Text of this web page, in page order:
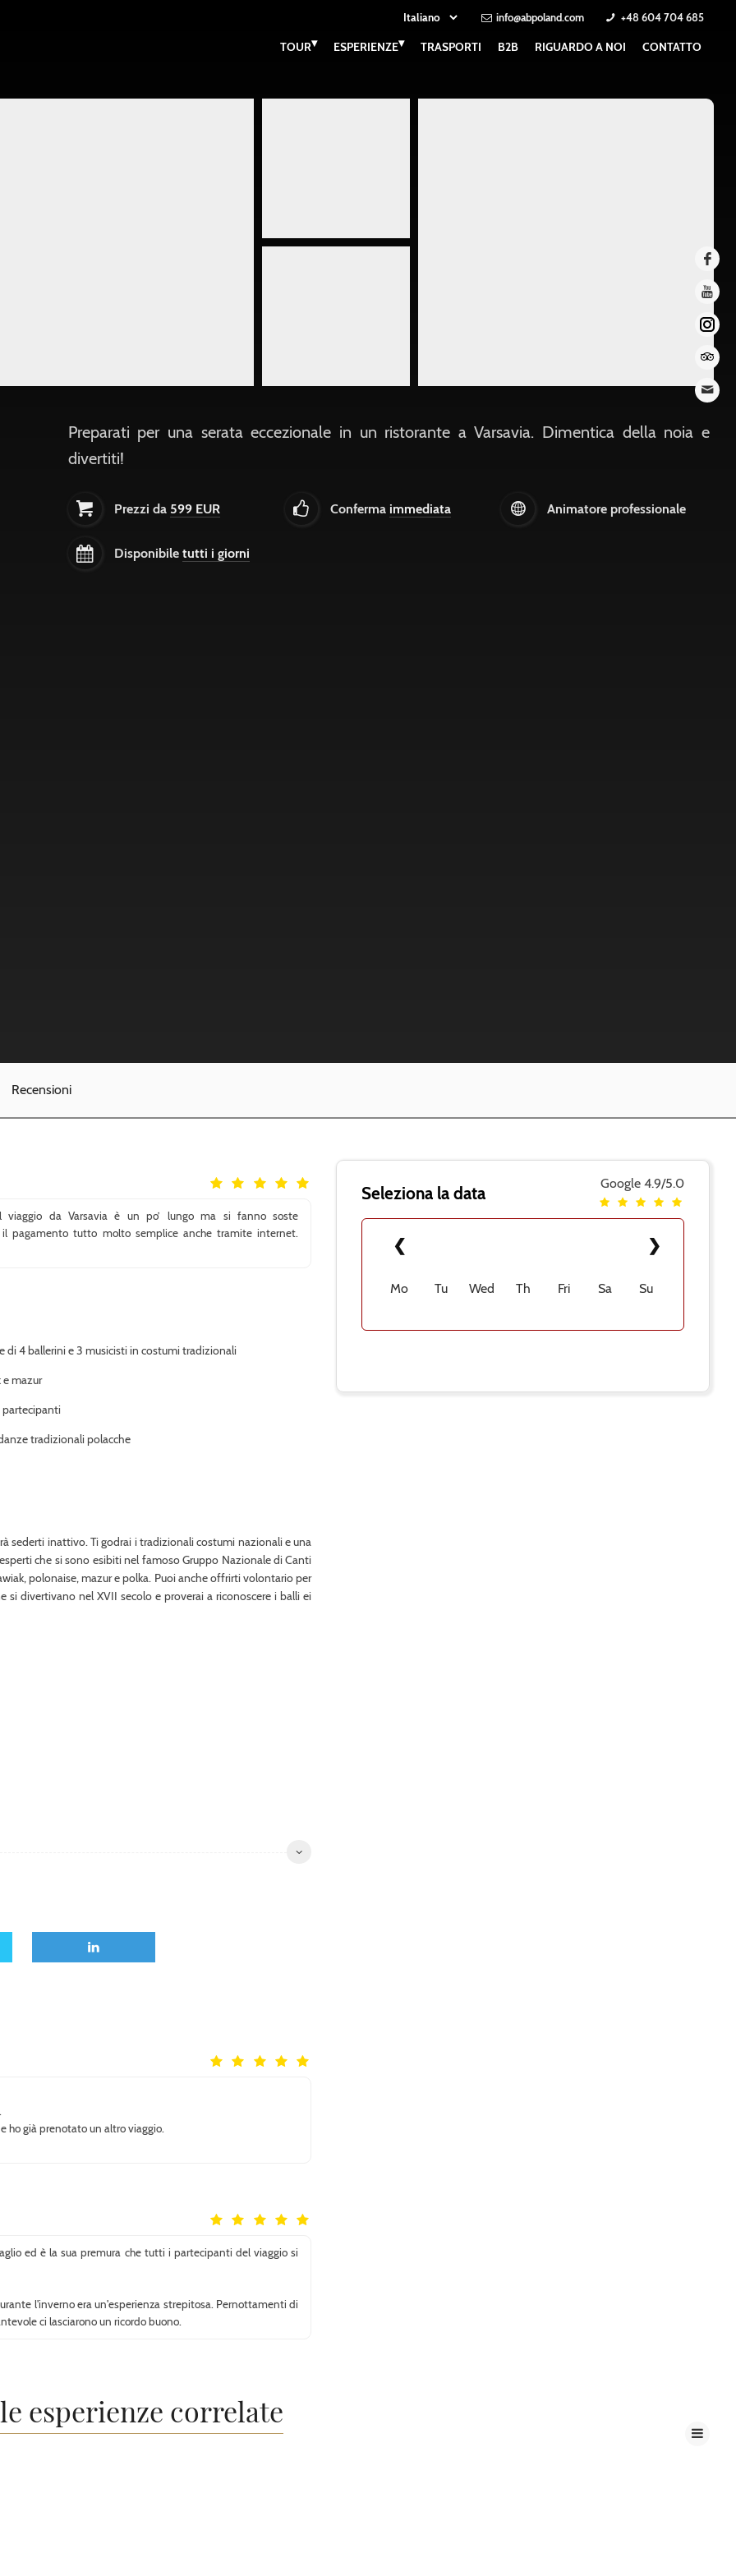
info@abpoland.com +48 604 704 685
TOUR▾ ESPERIENZE▾ TRASPORTI B2B RIGUARDO A NOI CONTATTO
Preparati per una serata eccezionale in un ristorante a Varsavia. Dimentica della noia e
divertiti!
Prezzi da 599 EUR Conferma immediata Animatore professionale
Disponibile tutti i giorni
Recensioni
viaggio da Varsavia è un po’ lungo ma si fanno soste
pagamento tutto molto semplice anche tramite internet.
4 ballerini e 3 musicisti in costumi tradizionali
e mazur
tradizionali polacche
sederti inattivo. Ti godrai i tradizionali costumi nazionali e una
che si sono esibiti nel famoso Gruppo Nazionale di Canti
polonaise, mazur e polka. Puoi anche offrirti volontario per
si divertivano nel XVII secolo e proverai a riconoscere i balli ei
ho già prenotato un altro viaggio.
ed è la sua premura che tutti i partecipanti del viaggio si
l'inverno era un'esperienza strepitosa. Pernottamenti di
ci lasciarono un ricordo buono.
Google 4.9/5.0
Seleziona la data
❮ ❯
Mo Tu Wed Th Fri Sa Su
esperienze correlate